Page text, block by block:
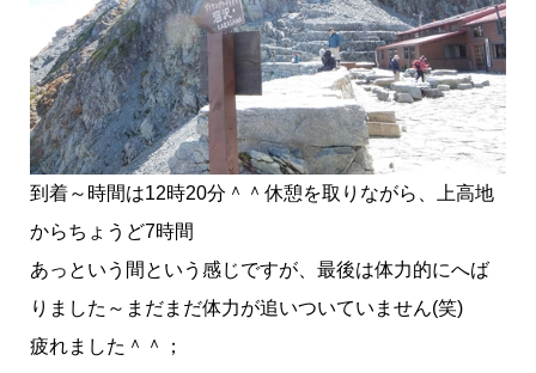
到着～時間は12時20分＾＾休憩を取りながら、上高地
からちょうど7時間
あっという間という感じですが、最後は体力的にへば
りました～まだまだ体力が追いついていません(笑)
疲れました＾＾；